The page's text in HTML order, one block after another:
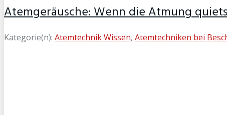
Atemgeräusche: Wenn die Atmung
Kategorie(n): Atemtechnik Wissen, Atemtechniken bei